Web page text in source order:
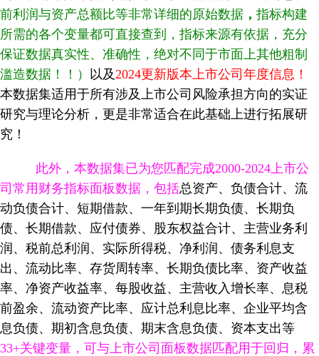
前利润与资产总额比等非常详细的原始数据 ， 指标构建
所需的各个变量都可直接查到，指标来源有依据，充分
保证数据真实性、准确性，绝对不同于市面上其他粗制
滥造数据！！）
以及 2024更新版本上市公司年度信息！
本数据集适用于所有涉及上市公司风险承担方向的实证
研究与理论分析，更是非常适合在此基础上进行拓展研
究！
此外，本数据集已为您匹配完成2000-2024上市公
司常用财务指标面板数据 ， 包括总资产、负债合计、流
动负债合计、短期借款、一年到期长期负债、长期负
债、长期借款、应付债券、股东权益合计、主营业务利
润、税前总利润、实际所得税、净利润、债务利息支
出、流动比率、存货周转率、长期负债比率、资产收益
率、净资产收益率、每股收益、主营收入增长率、息税
前盈余、流动资产比率、应计总利息比率、企业平均含
息负债、期初含息负债、期末含息负债、资本支出等
33+关键变量，可与上市公司面板数据匹配用于回归，累